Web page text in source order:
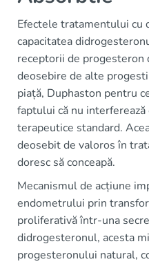
Efectele tratamentului cu
capacitatea
receptorii de
deosebire de alte
piață, Duphaston pentru
faptului că nu
terapeutice standard.
deosebit de valoros în
doresc să conceapă.
Mecanismul de acțiune
endometrului prin
proliferativă într-una
didrogesteronul, acesta
progesteronului natural,